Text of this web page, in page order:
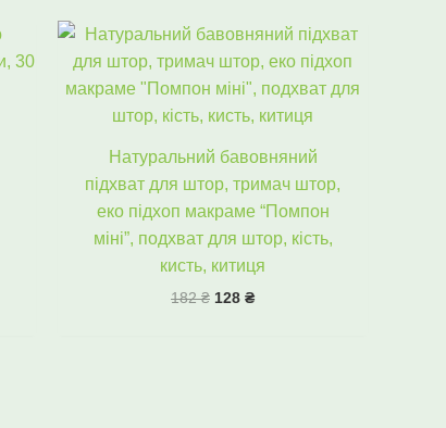
Натуральний бавовняний
підхват для штор, тримач штор,
еко підхоп макраме “Помпон
міні”, подхват для штор, кість,
кисть, китиця
182₴
Оригінальна
182 ₴.
128 ₴
Поточна
128 ₴.